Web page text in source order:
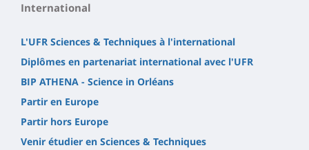
International
L'UFR Sciences & Techniques à l'international
Diplômes en partenariat international avec l'UFR
BIP ATHENA - Science in Orléans
Partir en Europe
Partir hors Europe
Venir étudier en Sciences & Techniques